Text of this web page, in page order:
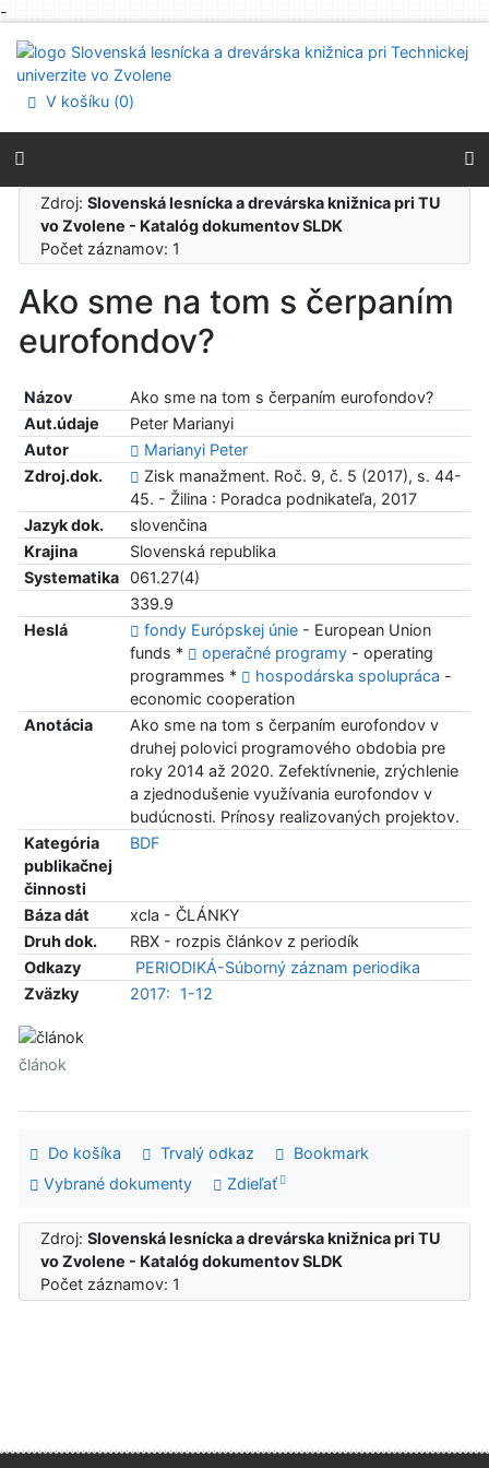
-
Prejsť na menu
Prehlásenie o webovej prístupnosti
V košíku (0)
Zdroj:Slovenská lesnícka a drevárska knižnica pri TU
vo Zvolene - Katalóg dokumentov SLDK
Počet záznamov: 1
Ako sme na tom s čerpaním
eurofondov?
Názov
Ako sme na tom s čerpaním eurofondov?
Aut.údaje
Peter Marianyi
Autor
Marianyi Peter
Zdroj.dok.
Zisk manažment. Roč. 9, č. 5 (2017), s. 44-
45. - Žilina : Poradca podnikateľa, 2017
Jazyk dok.
slovenčina
Krajina
Slovenská republika
Systematika
061.27(4)
339.9
Heslá
fondy Európskej únie- European Union
funds *
operačné programy- operating
programmes *
hospodárska spolupráca -
economic cooperation
Anotácia
Ako sme na tom s čerpaním eurofondov v
druhej polovici programového obdobia pre
roky 2014 až 2020. Zefektívnenie, zrýchlenie
a zjednodušenie využívania eurofondov v
budúcnosti. Prínosy realizovaných projektov.
Kategória
publikačnej
činnosti
BDF
Báza dát
xcla - ČLÁNKY
Druh dok.
RBX - rozpis článkov z periodík
Odkazy
PERIODIKÁ-Súborný záznam periodika
Zväzky
2017: 1-12
článok
Do košíka Trvalý odkaz
Bookmark
Vybrané dokumenty
Zdieľať
Zdroj:Slovenská lesnícka a drevárska knižnica pri TU
vo Zvolene - Katalóg dokumentov SLDK
Počet záznamov: 1